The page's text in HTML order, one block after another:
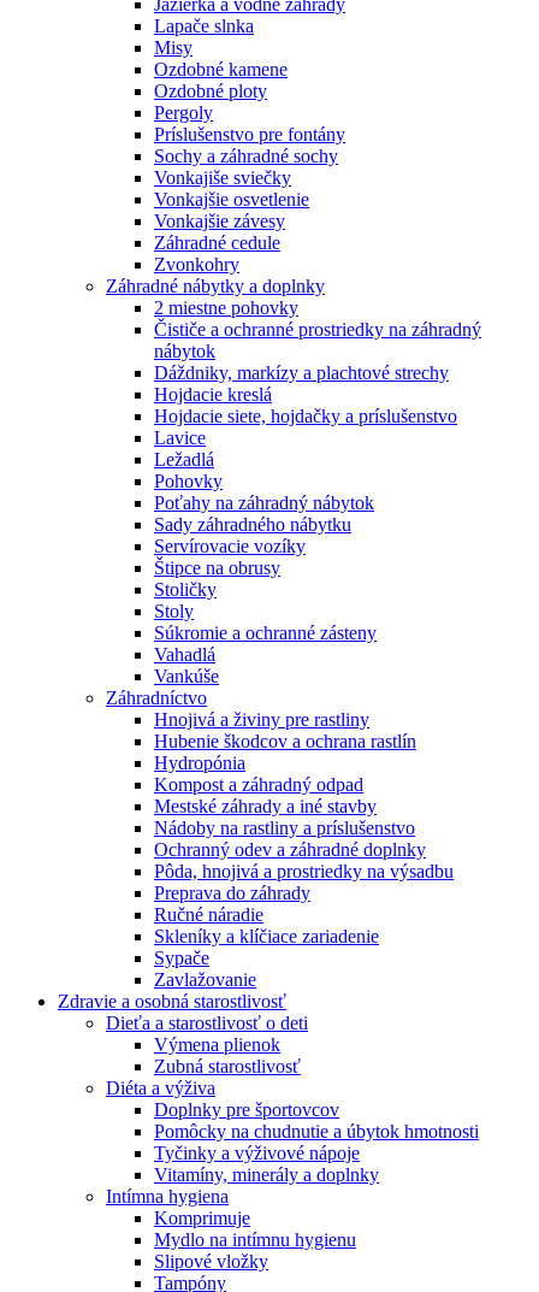
Lapače slnka
Misy
Ozdobné kamene
Ozdobné ploty
Pergoly
Príslušenstvo pre fontány
Sochy a záhradné sochy
Vonkajiše sviečky
Vonkajšie osvetlenie
Vonkajšie závesy
Záhradné cedule
Zvonkohry
Záhradné nábytky a doplnky
2 miestne pohovky
Čističe a ochranné prostriedky na záhradný
nábytok
Dáždniky, markízy a plachtové strechy
Hojdacie kreslá
Hojdacie siete, hojdačky a príslušenstvo
Lavice
Ležadlá
Pohovky
Poťahy na záhradný nábytok
Sady záhradného nábytku
Servírovacie vozíky
Štipce na obrusy
Stoličky
Stoly
Súkromie a ochranné zásteny
Vahadlá
Vankúše
Záhradníctvo
Hnojivá a živiny pre rastliny
Hubenie škodcov a ochrana rastlín
Hydropónia
Kompost a záhradný odpad
Mestské záhrady a iné stavby
Nádoby na rastliny a príslušenstvo
Ochranný odev a záhradné doplnky
Pôda, hnojivá a prostriedky na výsadbu
Preprava do záhrady
Ručné náradie
Skleníky a klíčiace zariadenie
Sypače
Zavlažovanie
Zdravie a osobná starostlivosť
Dieťa a starostlivosť o deti
Výmena plienok
Zubná starostlivosť
Diéta a výživa
Doplnky pre športovcov
Pomôcky na chudnutie a úbytok hmotnosti
Tyčinky a výživové nápoje
Vitamíny, minerály a doplnky
Intímna hygiena
Komprimuje
Mydlo na intímnu hygienu
Slipové vložky
Tampóny